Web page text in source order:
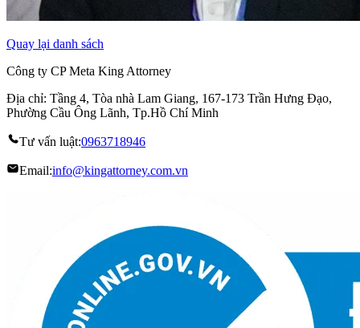
Quay lại danh sách
Công ty CP Meta King Attorney
Địa chỉ: Tầng 4, Tòa nhà Lam Giang, 167-173 Trần Hưng Đạo,
Phường Cầu Ông Lãnh, Tp.Hồ Chí Minh
Tư vấn luật:0963718946
Email:info@kingattorney.com.vn